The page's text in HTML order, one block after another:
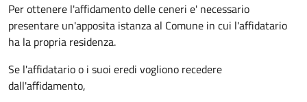
Per ottenere l'affidamento delle ceneri e' necessario
presentare un'apposita istanza al Comune in cui l'affidatario
ha la propria residenza.
Se l'affidatario o i suoi eredi vogliono recedere
dall'affidamento,